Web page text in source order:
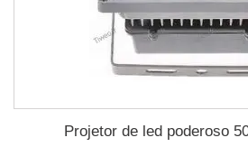
Projetor de led poderoso